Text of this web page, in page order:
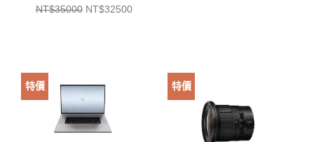
NT$35000 NT$32500
特價 特價